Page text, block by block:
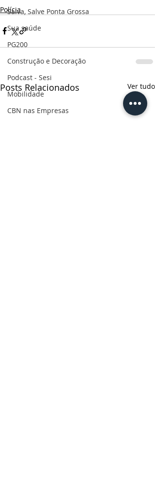
Salva, Salve Ponta Grossa
Sua saúde
PG200
Construção e Decoração
Podcast - Sesi
Mobilidade
CBN nas Empresas
Polícia
Posts Relacionados Ver tudo